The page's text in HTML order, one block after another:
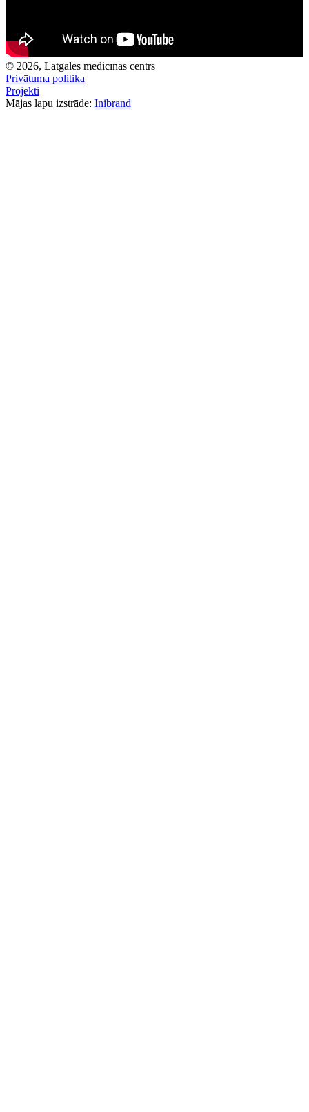
© 2026, Latgales medicīnas centrs
Privātuma politika
Projekti
Mājas lapu izstrāde: Inibrand